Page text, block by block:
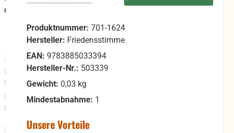
Produktnummer: 701-1624
Hersteller: Friedensstimme
EAN: 9783885033394
Hersteller-Nr.: 503339
Gewicht: 0,03 kg
Mindestabnahme: 1
Unsere Vorteile